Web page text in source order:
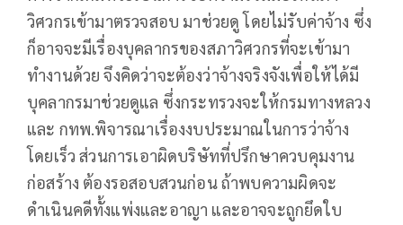
วิศวกรเข้ามาตรวจสอบ มาช่วยดู โดยไม่รับค่าจ้าง ซึ่ง
ก็อาจจะมีเรื่องบุคลากรของสภาวิศวกรที่จะเข้ามา
ทำงานด้วย จึงคิดว่าจะต้องว่าจ้างจริงจังเพื่อให้ได้มี
บุคลากรมาช่วยดูแล ซึ่งกระทรวงจะให้กรมทางหลวง
และ กทพ.พิจารณาเรื่องงบประมาณในการว่าจ้าง
โดยเร็ว ส่วนการเอาผิดบริษัทที่ปรึกษาควบคุมงาน
ก่อสร้าง ต้องรอสอบสวนก่อน ถ้าพบความผิดจะ
ดำเนินคดีทั้งแพ่งและอาญา และอาจจะถูกยึดใบ